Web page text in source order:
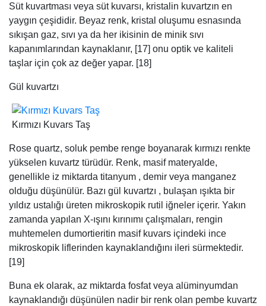
Süt kuvartması veya süt kuvarsı, kristalin kuvartzın en
yaygın çeşididir. Beyaz renk, kristal oluşumu esnasında
sıkışan gaz, sıvı ya da her ikisinin de minik sıvı
kapanımlarından kaynaklanır, [17] onu optik ve kaliteli
taşlar için çok az değer yapar. [18]
Gül kuvartzı
Kırmızı Kuvars Taş
Rose quartz, soluk pembe renge boyanarak kırmızı renkte
yükselen kuvartz türüdür. Renk, masif materyalde,
genellikle iz miktarda titanyum , demir veya manganez
olduğu düşünülür. Bazı gül kuvartzı , bulaşan ışıkta bir
yıldız ustalığı üreten mikroskopik rutil iğneler içerir. Yakın
zamanda yapılan X-ışını kırınımı çalışmaları, rengin
muhtemelen dumortieritin masif kuvars içindeki ince
mikroskopik liflerinden kaynaklandığını ileri sürmektedir.
[19]
Buna ek olarak, az miktarda fosfat veya alüminyumdan
kaynaklandığı düşünülen nadir bir renk olan pembe kuvartz